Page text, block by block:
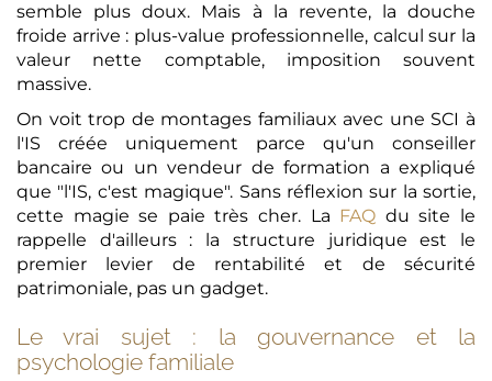
semble plus doux. Mais à la revente, la douche
froide arrive : plus-value professionnelle, calcul sur la
valeur nette comptable, imposition souvent
massive.
On voit trop de montages familiaux avec une SCI à
l'IS créée uniquement parce qu'un conseiller
bancaire ou un vendeur de formation a expliqué
que "l'IS, c'est magique". Sans réflexion sur la sortie,
cette magie se paie très cher. La FAQ du site le
rappelle d'ailleurs : la structure juridique est le
premier levier de rentabilité et de sécurité
patrimoniale, pas un gadget.
Le vrai sujet : la gouvernance et la
psychologie familiale